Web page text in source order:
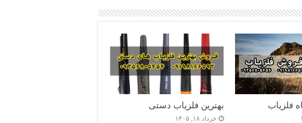
فلزیاب بهترین فلزیاب دستی
خرداد ۱۸, ۱۴۰۵